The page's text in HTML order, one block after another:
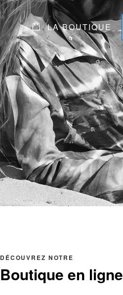
LA BOUTIQUE
DÉCOUVREZ NOTRE
Boutique en ligne